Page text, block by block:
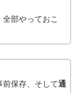
全部やっておこ
保存、そして通